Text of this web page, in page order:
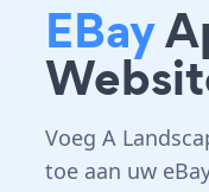
EBay
Voeg A
toe aan uw